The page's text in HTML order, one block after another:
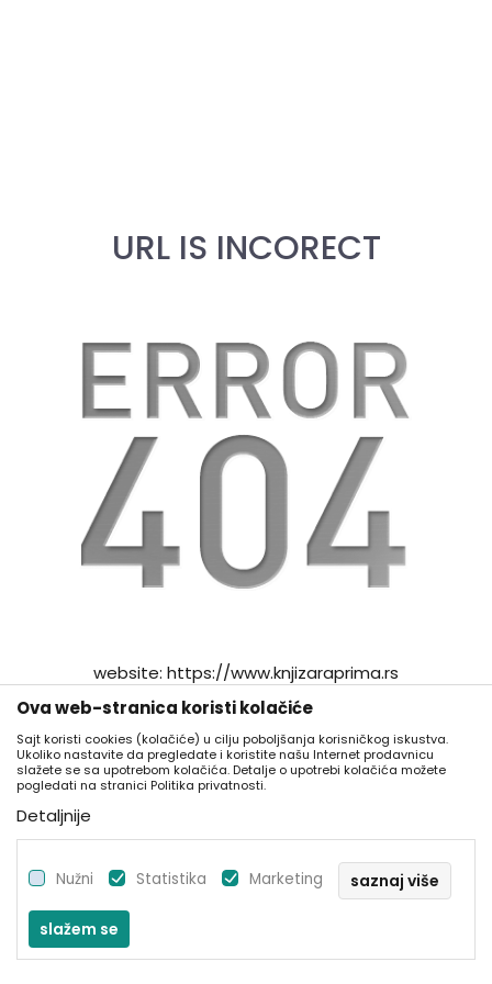
URL IS INCORECT
website: https://www.knjizaraprima.rs
go to home
Ova web-stranica koristi kolačiće
Sajt koristi cookies (kolačiće) u cilju poboljšanja korisničkog iskustva.
Ukoliko nastavite da pregledate i koristite našu Internet prodavnicu
slažete se sa upotrebom kolačića. Detalje o upotrebi kolačića možete
pogledati na stranici Politika privatnosti.
Detaljnije
Nužni Statistika Marketing saznaj više
slažem se